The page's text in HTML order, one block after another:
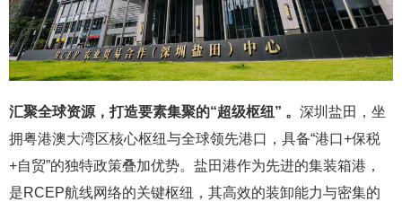
汇聚全球资源，打造要素集聚的“超级枢纽 ” 。 深圳盐田，坐
拥粤港澳大湾区核心枢纽与全球领先港口，具备“港口+保税
+自贸”的独特政策叠加优势。盐田港作为先进的集装箱港，
是RCEP航线网络的关键枢纽，其高效的装卸能力与密集的